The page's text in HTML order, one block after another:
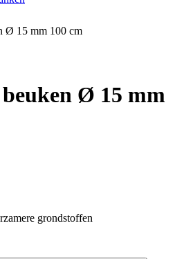
Ø 15 mm 100 cm
Ø 15 mm
grondstoffen